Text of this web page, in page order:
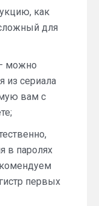
как
для
можно
из сериала
вам с
в паролях
первых